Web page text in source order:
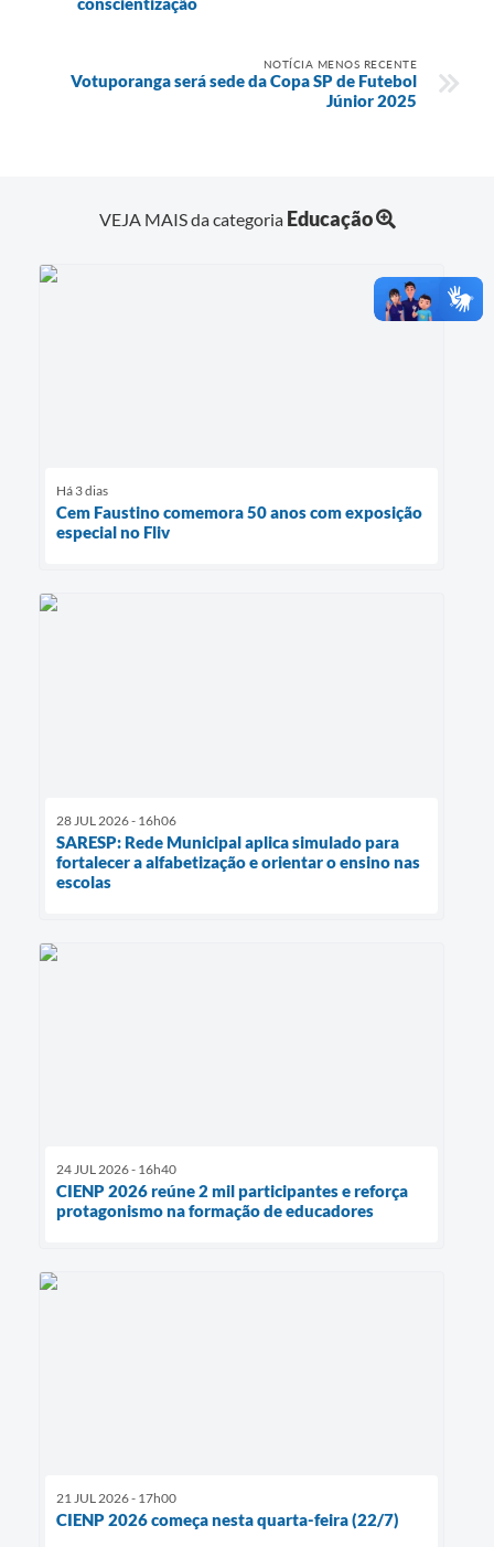
NOTÍCIA MENOS RECENTE
Votuporanga será sede da Copa SP de Futebol
Júnior 2025
VEJA MAIS da categoria Educação
Há 3 dias
Cem Faustino comemora 50 anos com exposição
especial no Fliv
28 JUL 2026 - 16h06
SARESP: Rede Municipal aplica simulado para
fortalecer a alfabetização e orientar o ensino nas
escolas
24 JUL 2026 - 16h40
CIENP 2026 reúne 2 mil participantes e reforça
protagonismo na formação de educadores
21 JUL 2026 - 17h00
CIENP 2026 começa nesta quarta-feira (22/7)